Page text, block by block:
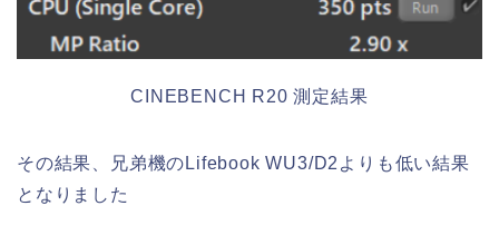
CINEBENCH R20 測定結果
その結果、兄弟機のLifebook WU3/D2よりも低い結果
となりました